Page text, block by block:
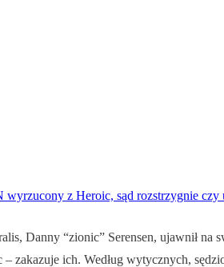
z Heroic, sąd rozstrzygnie czy
Danny “zionic” Serensen, ujawnił
zakazuje ich. Według wytycznych,